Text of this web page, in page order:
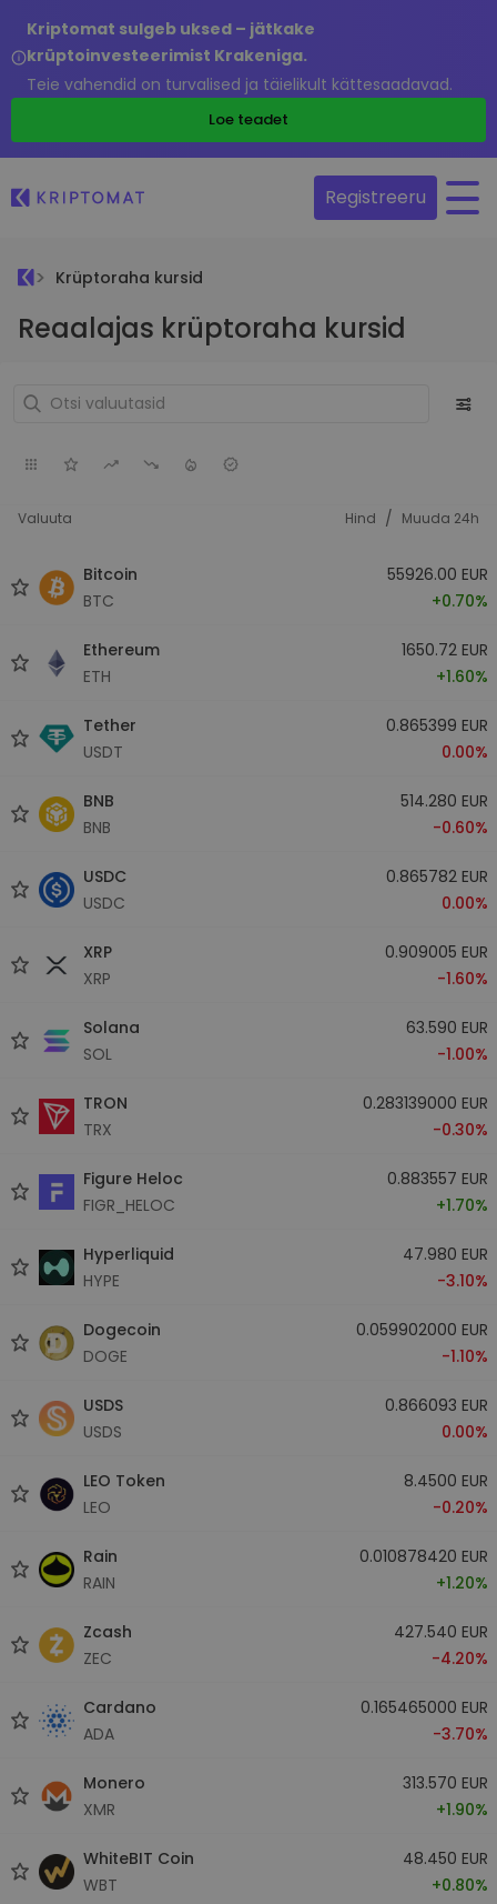
Kriptomat sulgeb uksed – jätkake
krüptoinvesteerimist Krakeniga.
Teie vahendid on turvalised ja täielikult kättesaadavad.
Loe teadet
Registreeru
Krüptoraha kursid
Reaalajas krüptoraha kursid
Valuuta Hind / Muuda 24h
Bitcoin
BTC
55926.00 EUR
+0.70%
Ethereum
ETH
1650.72 EUR
+1.60%
Tether
USDT
0.865399 EUR
0.00%
BNB
BNB
514.280 EUR
-0.60%
USDC
USDC
0.865782 EUR
0.00%
XRP
XRP
0.909005 EUR
-1.60%
Solana
SOL
63.590 EUR
-1.00%
TRON
TRX
0.283139000 EUR
-0.30%
Figure Heloc
FIGR_HELOC
0.883557 EUR
+1.70%
Hyperliquid
HYPE
47.980 EUR
-3.10%
Dogecoin
DOGE
0.059902000 EUR
-1.10%
USDS
USDS
0.866093 EUR
0.00%
LEO Token
LEO
8.4500 EUR
-0.20%
Rain
RAIN
0.010878420 EUR
+1.20%
Zcash
ZEC
427.540 EUR
-4.20%
Cardano
ADA
0.165465000 EUR
-3.70%
Monero
XMR
313.570 EUR
+1.90%
WhiteBIT Coin
WBT
48.450 EUR
+0.80%